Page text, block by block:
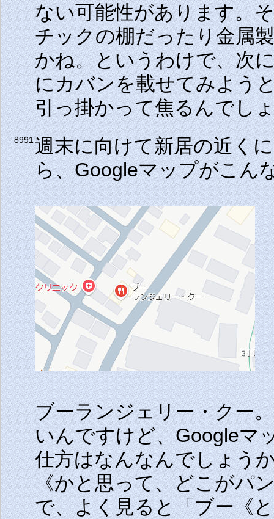
ない可能性があります。
チックの棚だったり金属
かね。というわけで、次
にカバンを載せてみよう
引っ掛かって焦るんでし
8991週末に向けて新居の近く
ら、Googleマップがこん
ブーランジェリー・クー
いんですけど、Googleマ
仕方はなんなんでしょう
《かと思って、どこがパ
で、よく見ると「ブー《